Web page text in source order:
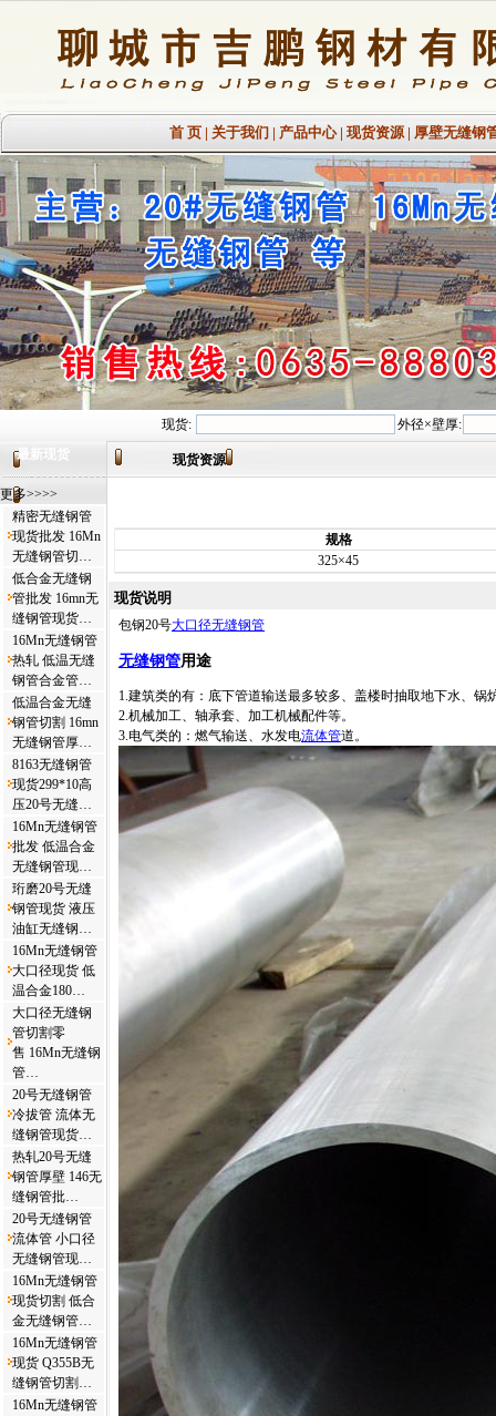
首 页 | 关于我们 | 产品中心|现货资源| 厚壁无缝钢
现货:
外径×壁厚:
最新现货
更多>>>>
精密无缝钢管
现货批发 16Mn
无缝钢管切…
低合金无缝钢
管批发 16mn无
缝钢管现货…
16Mn无缝钢管
热轧 低温无缝
钢管合金管…
低温合金无缝
钢管切割 16mn
无缝钢管厚…
8163无缝钢管
现货299*10高
压20号无缝…
16Mn无缝钢管
批发 低温合金
无缝钢管现…
珩磨20号无缝
钢管现货 液压
油缸无缝钢…
16Mn无缝钢管
大口径现货 低
温合金180…
大口径无缝钢
管切割零
售 16Mn无缝钢
管…
20号无缝钢管
冷拔管 流体无
缝钢管现货…
热轧20号无缝
钢管厚壁 146无
缝钢管批…
20号无缝钢管
流体管 小口径
无缝钢管现…
16Mn无缝钢管
现货切割 低合
金无缝钢管…
16Mn无缝钢管
现货 Q355B无
缝钢管切割…
16Mn无缝钢管
现货资源
规格
325×45
现货说明
包钢20号大口径无缝钢管
无缝钢管用途
1.建筑类的有：底下管道输送最多较多、盖楼时抽取地下水、锅
2.机械加工、轴承套、加工机械配件等。
3.电气类的：燃气输送、水发电流体管道。